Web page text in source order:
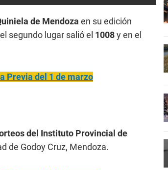
de Mendoza en su edición
segundo lugar salió el 1008y en el
Previa del 1 de marzo
del Instituto Provincial de
de Godoy Cruz, Mendoza.